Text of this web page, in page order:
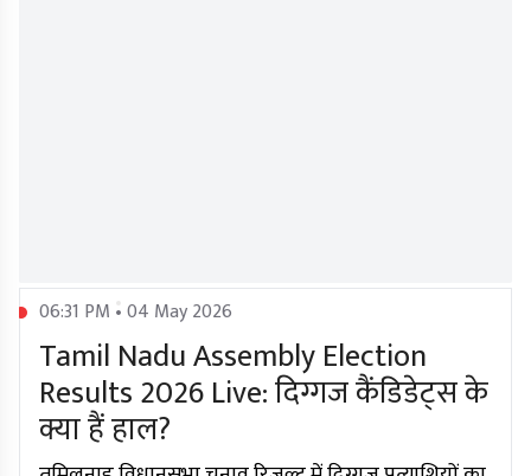
06:31 PM • 04 May 2026
Tamil Nadu Assembly Election
Results 2026 Live: दिग्गज कैंडिडेट्स के
क्या हैं हाल?